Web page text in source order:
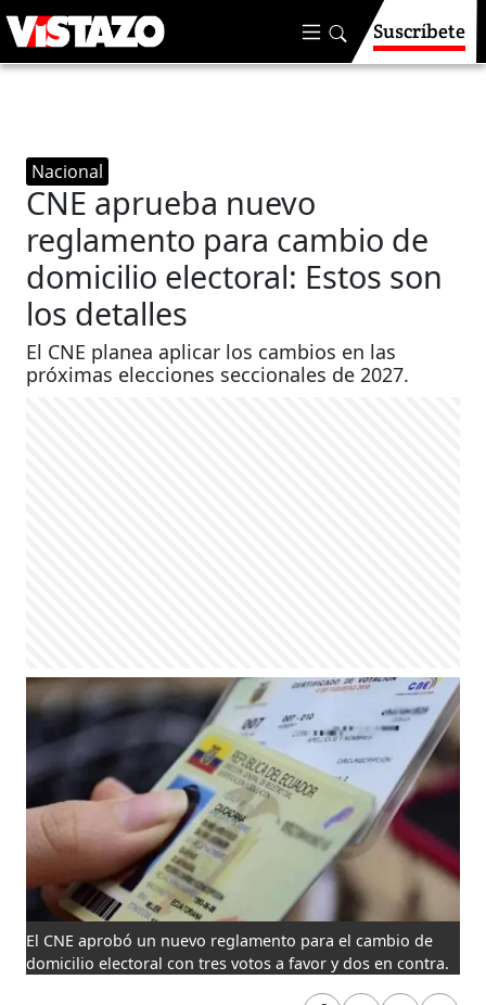
Suscríbete
Nacional
CNE aprueba nuevo
reglamento para cambio de
domicilio electoral: Estos son
los detalles
El CNE planea aplicar los cambios en las
próximas elecciones seccionales de 2027.
El CNE aprobó un nuevo reglamento para el cambio de
domicilio electoral con tres votos a favor y dos en contra.